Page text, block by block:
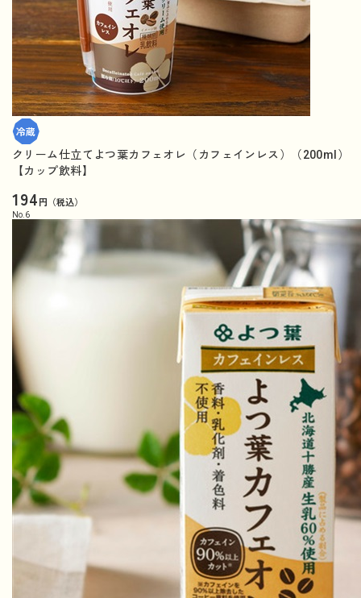
クリーム仕立てよつ葉カフェオレ（カフェインレス）（200ml）
【カップ飲料】
194円（税込）
No. 6